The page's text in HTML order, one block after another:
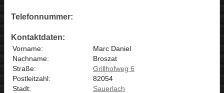
Telefonnummer:
Kontaktdaten:
Vorname:
Marc Daniel
Nachname:
Broszat
Straße:
Grillhofweg 6
Postleitzahl:
82054
Stadt:
Sauerlach